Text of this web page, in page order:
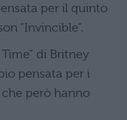
per il quinto
“Invincible”.
di Britney
pensata per i
che però hanno